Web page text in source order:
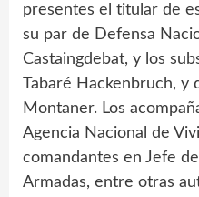
presentes el titular de
su par de Defensa
Castaingdebat, y los
Tabaré Hackenbruch, y
Montaner. Los
Agencia Nacional de
comandantes en Jefe
Armadas, entre otras